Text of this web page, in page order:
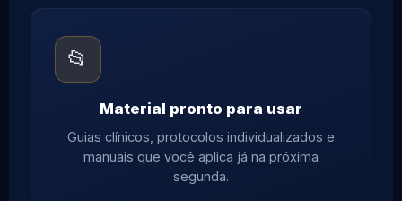
📂
Material pronto para usar
Guias clínicos, protocolos individualizados e
manuais que você aplica já na próxima
segunda.